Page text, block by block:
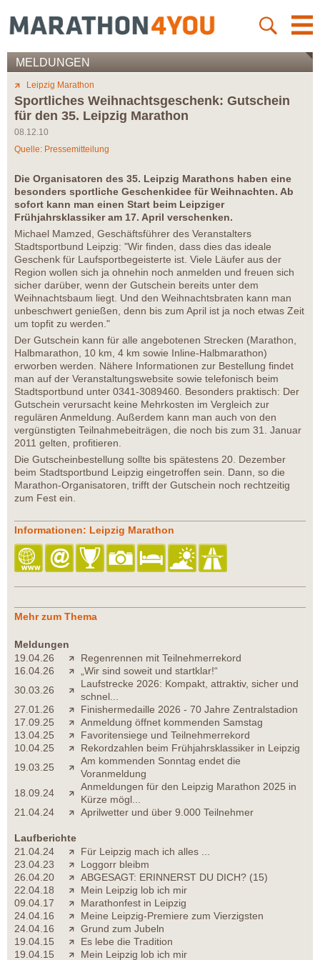
MELDUNGEN
Leipzig Marathon
Sportliches Weihnachtsgeschenk: Gutschein
für den 35. Leipzig Marathon
08.12.10
Quelle: Pressemitteilung
Die Organisatoren des 35. Leipzig Marathons haben eine
besonders sportliche Geschenkidee für Weihnachten. Ab
sofort kann man einen Start beim Leipziger
Frühjahrsklassiker am 17. April verschenken.
Michael Mamzed, Geschäftsführer des Veranstalters
Stadtsportbund Leipzig: "Wir finden, dass dies das ideale
Geschenk für Laufsportbegeisterte ist. Viele Läufer aus der
Region wollen sich ja ohnehin noch anmelden und freuen sich
sicher darüber, wenn der Gutschein bereits unter dem
Weihnachtsbaum liegt. Und den Weihnachtsbraten kann man
unbeschwert genießen, denn bis zum April ist ja noch etwas Zeit
um topfit zu werden."
Der Gutschein kann für alle angebotenen Strecken (Marathon,
Halbmarathon, 10 km, 4 km sowie Inline-Halbmarathon)
erworben werden. Nähere Informationen zur Bestellung findet
man auf der Veranstaltungswebsite sowie telefonisch beim
Stadtsportbund unter 0341-3089460. Besonders praktisch: Der
Gutschein verursacht keine Mehrkosten im Vergleich zur
regulären Anmeldung. Außerdem kann man auch von den
vergünstigten Teilnahmebeiträgen, die noch bis zum 31. Januar
2011 gelten, profitieren.
Die Gutscheinbestellung sollte bis spätestens 20. Dezember
beim Stadtsportbund Leipzig eingetroffen sein. Dann, so die
Marathon-Organisatoren, trifft der Gutschein noch rechtzeitig
zum Fest ein.
Informationen: Leipzig Marathon
Mehr zum Thema
Meldungen
19.04.26
Regenrennen mit Teilnehmerrekord
16.04.26
„Wir sind soweit und startklar!“
30.03.26
Laufstrecke 2026: Kompakt, attraktiv, sicher und
schnel...
27.01.26
Finishermedaille 2026 - 70 Jahre Zentralstadion
17.09.25
Anmeldung öffnet kommenden Samstag
13.04.25
Favoritensiege und Teilnehmerrekord
10.04.25
Rekordzahlen beim Frühjahrsklassiker in Leipzig
19.03.25
Am kommenden Sonntag endet die
Voranmeldung
18.09.24
Anmeldungen für den Leipzig Marathon 2025 in
Kürze mögl...
21.04.24
Aprilwetter und über 9.000 Teilnehmer
Laufberichte
21.04.24
Für Leipzig mach ich alles ...
23.04.23
Loggorr bleibm
26.04.20
ABGESAGT: ERINNERST DU DICH? (15)
22.04.18
Mein Leipzig lob ich mir
09.04.17
Marathonfest in Leipzig
24.04.16
Meine Leipzig-Premiere zum Vierzigsten
24.04.16
Grund zum Jubeln
19.04.15
Es lebe die Tradition
19.04.15
Mein Leipzig lob ich mir